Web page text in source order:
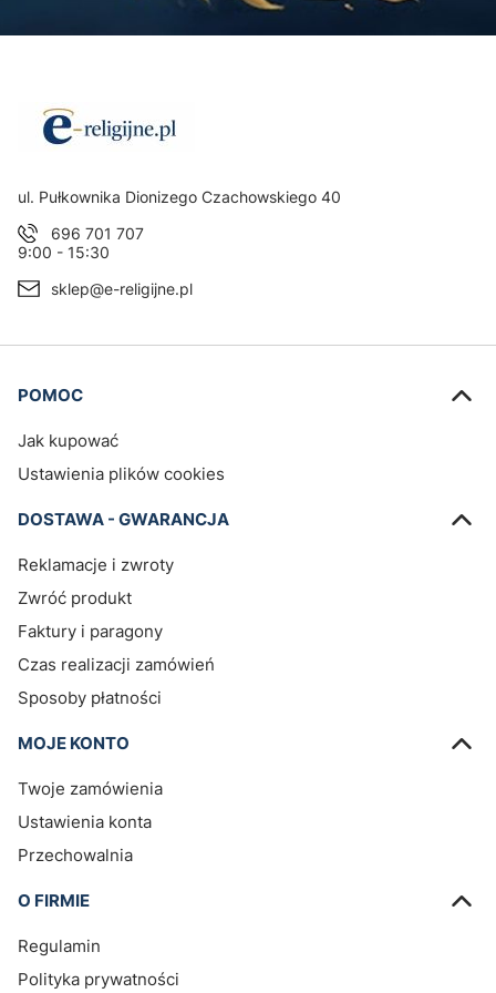
Adres:
ul. Pułkownika Dionizego Czachowskiego 40
696 701 707
9:00 - 15:30
sklep@e-religijne.pl
Linki w stopce
POMOC
Jak kupować
Ustawienia plików cookies
DOSTAWA - GWARANCJA
Reklamacje i zwroty
Zwróć produkt
Faktury i paragony
Czas realizacji zamówień
Sposoby płatności
MOJE KONTO
Twoje zamówienia
Ustawienia konta
Przechowalnia
O FIRMIE
Regulamin
Polityka prywatności